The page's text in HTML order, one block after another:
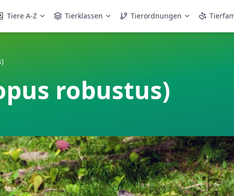
Tiere A-Z Tierklassen Tierordnungen
robustus)